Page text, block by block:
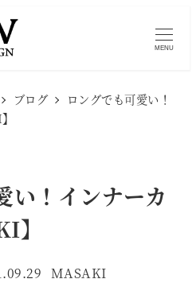
MENU
ブログ
ロングでも可愛い！
い！インナーカ
】
著
MASAKI